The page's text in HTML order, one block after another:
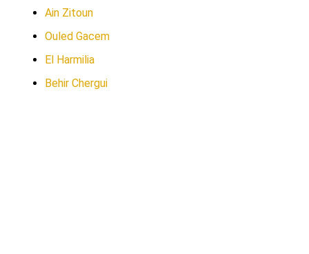
Ain Zitoun
Ouled Gacem
El Harmilia
Behir Chergui